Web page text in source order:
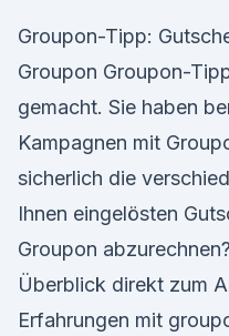
Groupon-Tipp:
Groupon Groupon-
gemacht. Sie haben
Kampagnen mit
sicherlich die
Ihnen eingelösten
Groupon
Überblick direkt zum
Erfahrungen mit